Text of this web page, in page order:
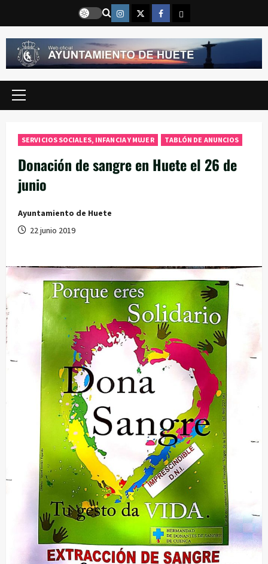
contenido
Instragram
TwitterFacebook
Email
Menú
SERVICIOS SOCIALES, INFANCIA Y MUJER TABLÓN DE ANUNCIOS
Donación de sangre en Huete el 26 de
junio
Ayuntamiento de Huete
22 junio 2019